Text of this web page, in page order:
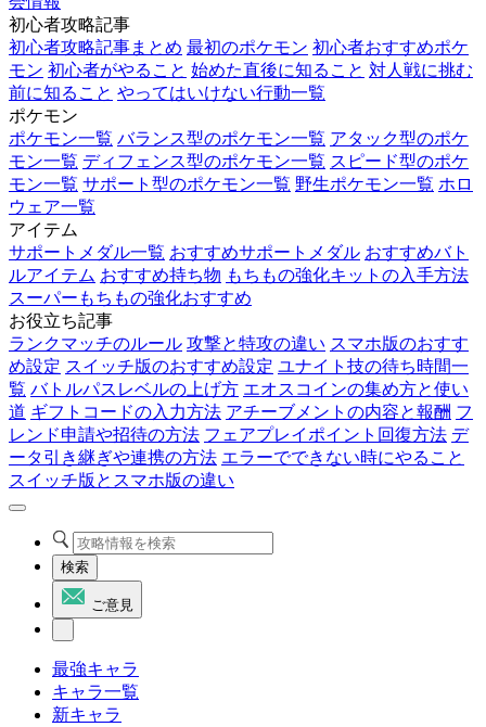
初心者攻略記事
初心者攻略記事まとめ 最初のポケモン 初心者おすすめポケ
モン 初心者がやること 始めた直後に知ること 対人戦に挑む
前に知ること やってはいけない行動一覧
ポケモン
ポケモン一覧 バランス型のポケモン一覧 アタック型のポケ
モン一覧 ディフェンス型のポケモン一覧 スピード型のポケ
モン一覧 サポート型のポケモン一覧 野生ポケモン一覧 ホロ
ウェア一覧
アイテム
サポートメダル一覧 おすすめサポートメダル おすすめバト
ルアイテム おすすめ持ち物 もちもの強化キットの入手方法
スーパーもちもの強化おすすめ
お役立ち記事
ランクマッチのルール 攻撃と特攻の違い スマホ版のおすす
め設定 スイッチ版のおすすめ設定 ユナイト技の待ち時間一
覧 バトルパスレベルの上げ方 エオスコインの集め方と使い
道 ギフトコードの入力方法 アチーブメントの内容と報酬 フ
レンド申請や招待の方法 フェアプレイポイント回復方法 デ
ータ引き継ぎや連携の方法 エラーでできない時にやること
スイッチ版とスマホ版の違い
検索
ご意見
最強キャラ
キャラ一覧
新キャラ